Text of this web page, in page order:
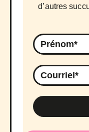
d’autres